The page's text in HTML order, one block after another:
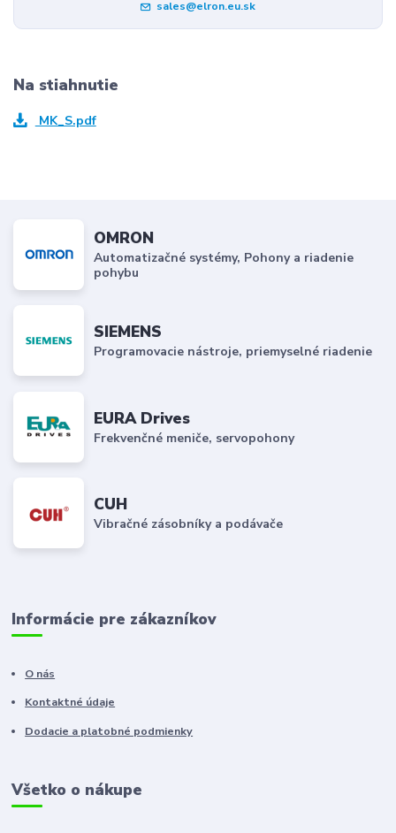
sales@elron.eu.sk
Na stiahnutie
MK_S.pdf
OMRON
Automatizačné systémy, Pohony a riadenie
pohybu
SIEMENS
Programovacie nástroje, priemyselné riadenie
EURA Drives
Frekvenčné meniče, servopohony
CUH
Vibračné zásobníky a podávače
Informácie pre zákazníkov
O nás
Kontaktné údaje
Dodacie a platobné podmienky
Všetko o nákupe